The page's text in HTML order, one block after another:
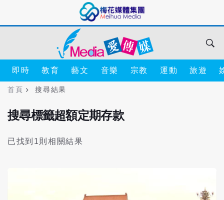
即時 教育 藝文 音樂 宗教 運動 旅遊
首頁 搜尋結果
搜尋標籤超額定期存款
已找到1則相關結果